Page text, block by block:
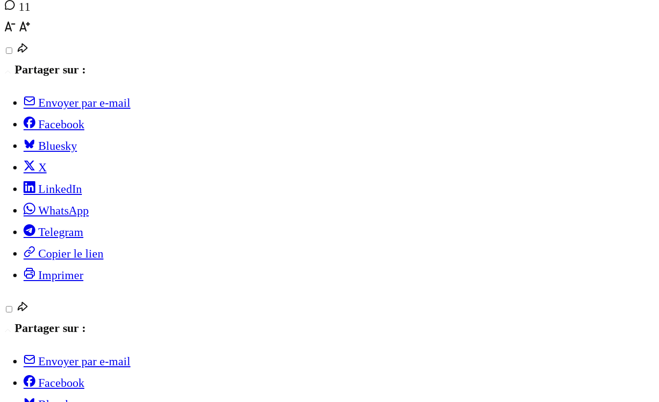
11
Partager sur :
Envoyer par e-mail
Facebook
Bluesky
X
LinkedIn
WhatsApp
Telegram
Copier le lien
Imprimer
Partager sur :
Envoyer par e-mail
Facebook